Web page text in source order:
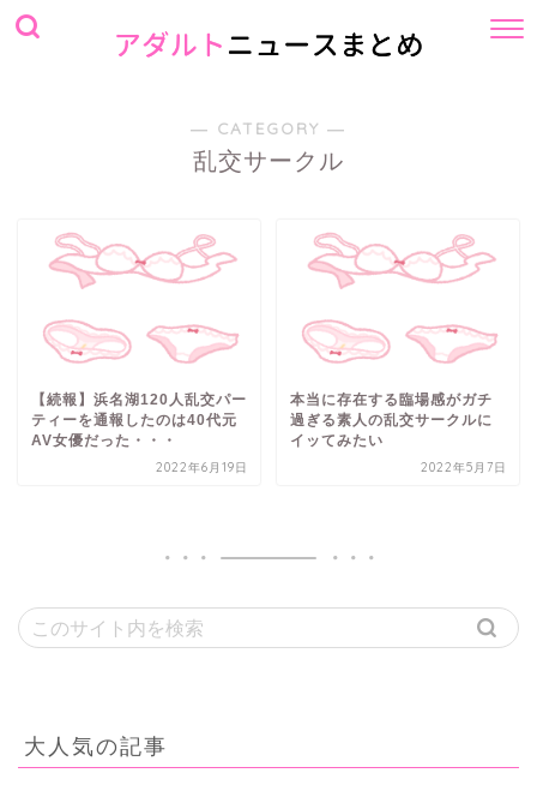
― CATEGORY ―
乱交サークル
【続報】浜名湖120人乱交パー
ティーを通報したのは40代元
AV女優だった・・・
2022年6月19日
本当に存在する臨場感がガチ
過ぎる素人の乱交サークルに
イッてみたい
2022年5月7日
大人気の記事